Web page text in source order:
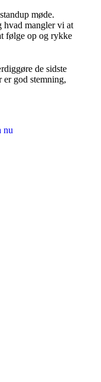
møde.
hvad mangler vi at
følge op og rykke
de sidste
er god stemning,
nu